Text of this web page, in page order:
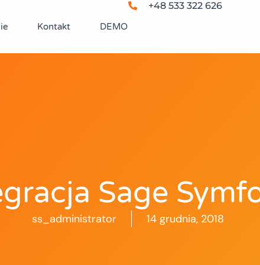
Kontakt DEMO
+48 533 322 626
Sage
ss_administrator 14 grudnia, 2018